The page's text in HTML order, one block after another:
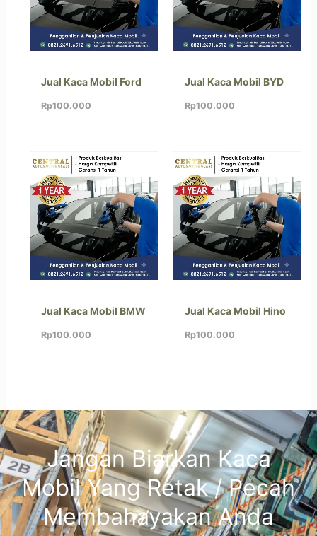
Jual Kaca Mobil Ford
Rp100.000
Jual Kaca Mobil BYD
Rp100.000
Jual Kaca Mobil BMW
Rp100.000
Jual Kaca Mobil Hino
Rp100.000
Jangan Biarkan Kaca
Mobil Yang Retak / Pecah
Membahayakan Anda